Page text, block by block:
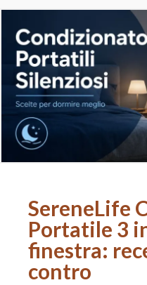
SereneLife
Portatile 3
finestra:
contro